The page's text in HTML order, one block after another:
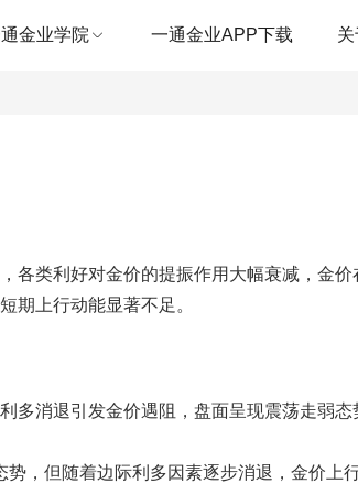
金业学院 一通金业APP下载
各类利好对金价的提振作用大幅衰减，金价
期上行动能显著不足。
多消退引发金价遇阻，盘面呈现震荡走弱态
，但随着边际利多因素逐步消退，金价上